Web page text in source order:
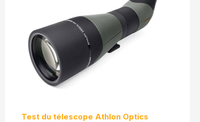
Test du télescope Athlon Optics